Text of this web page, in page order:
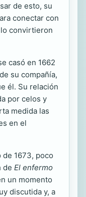
de esto, su
conectar con
convirtieron
casó en 1662
su compañía,
él. Su relación
por celos y
medida las
en el
1673, poco
de El enfermo
un momento
discutida y, a